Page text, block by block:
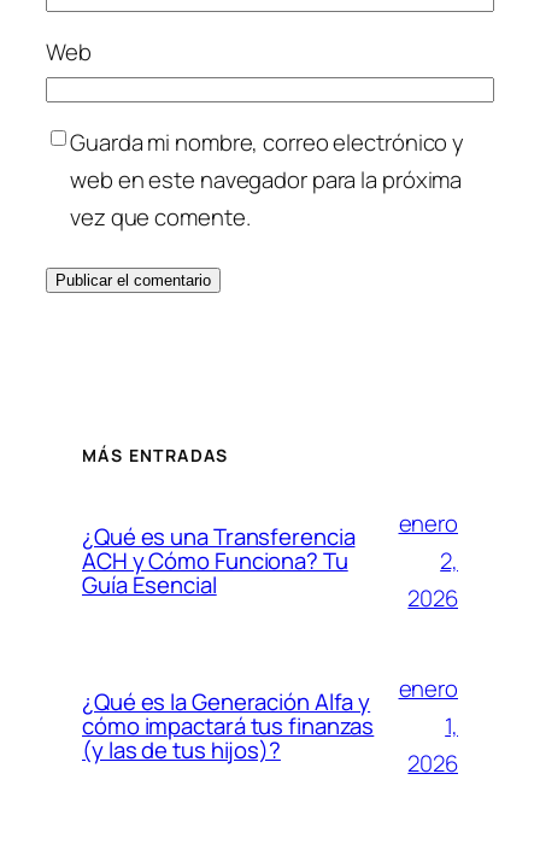
Web
Guarda mi nombre, correo electrónico y
web en este navegador para la próxima
vez que comente.
MÁS ENTRADAS
¿Qué es una Transferencia
ACH y Cómo Funciona? Tu
Guía Esencial
enero
2,
2026
¿Qué es la Generación Alfa y
cómo impactará tus finanzas
(y las de tus hijos)?
enero
1,
2026